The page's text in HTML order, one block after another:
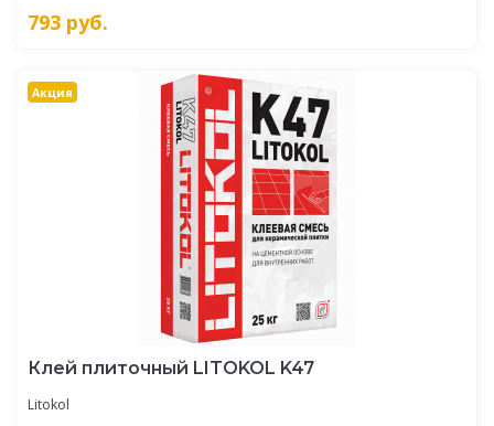
793 руб.
Акция
Клей плиточный LITOKOL K47
Litokol